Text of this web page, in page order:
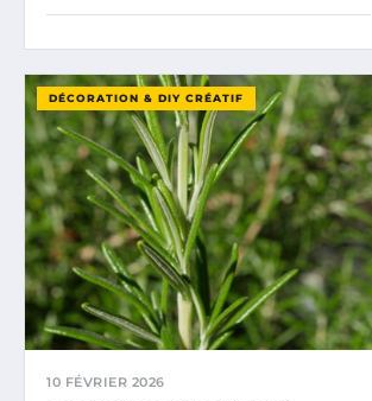
DÉCORATION & DIY CRÉATIF
10 FÉVRIER 2026